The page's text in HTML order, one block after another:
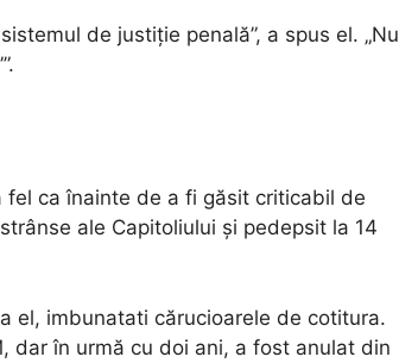
de justiție penală”, a spus el. „Nu
ca înainte de a fi găsit criticabil de
ale Capitoliului și pedepsit la 14
el, imbunatati cărucioarele de cotitura.
dar în urmă cu doi ani, a fost anulat din